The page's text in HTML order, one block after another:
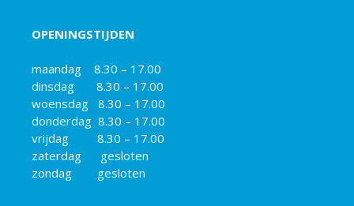
OPENINGSTIJDEN
maandag 8.30 – 17.00
dinsdag 8.30 – 17.00
woensdag 8.30 – 17.00
donderdag 8.30 – 17.00
vrijdag 8.30 – 17.00
zaterdag gesloten
zondag gesloten